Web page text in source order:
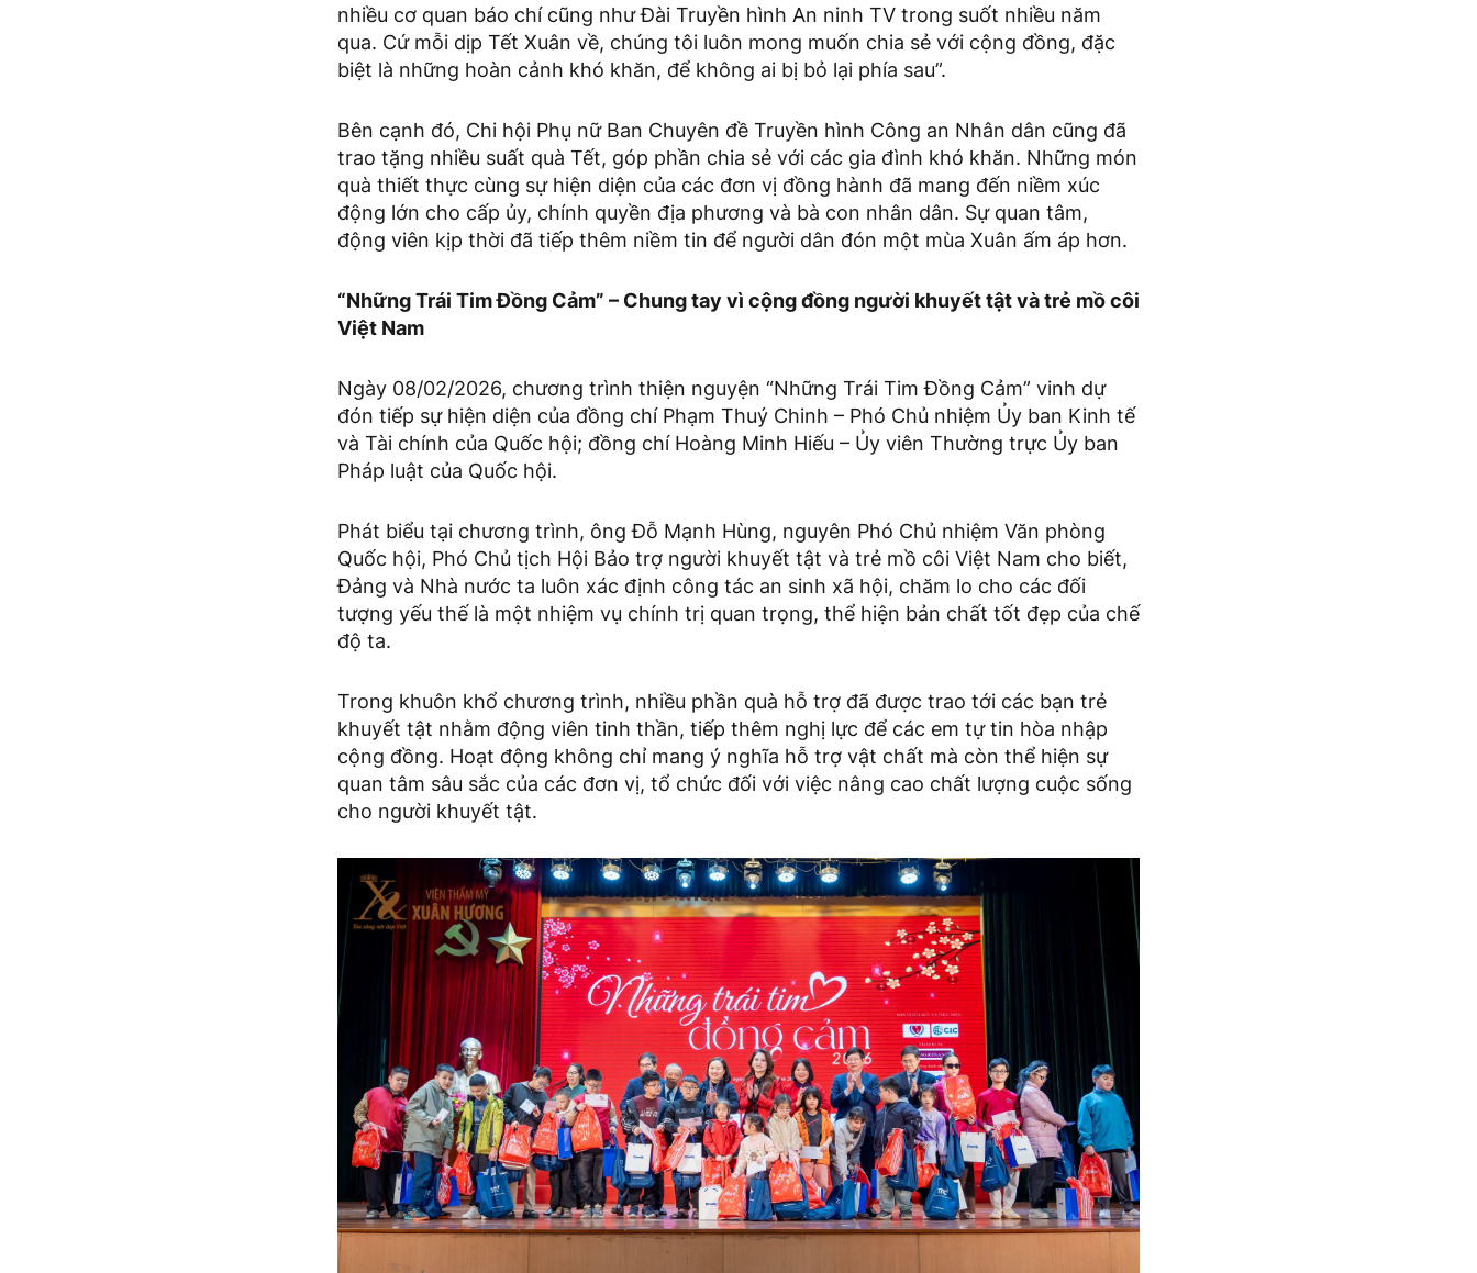
nhiều cơ quan báo chí cũng như Đài Truyền hình An ninh TV trong suốt nhiều năm
qua. Cứ mỗi dịp Tết Xuân về, chúng tôi luôn mong muốn chia sẻ với cộng đồng, đặc
biệt là những hoàn cảnh khó khăn, để không ai bị bỏ lại phía sau”.
Bên cạnh đó, Chi hội Phụ nữ Ban Chuyên đề Truyền hình Công an Nhân dân cũng đã
trao tặng nhiều suất quà Tết, góp phần chia sẻ với các gia đình khó khăn. Những món
quà thiết thực cùng sự hiện diện của các đơn vị đồng hành đã mang đến niềm xúc
động lớn cho cấp ủy, chính quyền địa phương và bà con nhân dân. Sự quan tâm,
động viên kịp thời đã tiếp thêm niềm tin để người dân đón một mùa Xuân ấm áp hơn.
“Những Trái Tim Đồng Cảm” – Chung tay vì cộng đồng người khuyết tật và trẻ mồ côi
Việt Nam
Ngày 08/02/2026, chương trình thiện nguyện “Những Trái Tim Đồng Cảm” vinh dự
đón tiếp sự hiện diện của đồng chí Phạm Thuý Chinh – Phó Chủ nhiệm Ủy ban Kinh tế
và Tài chính của Quốc hội; đồng chí Hoàng Minh Hiếu – Ủy viên Thường trực Ủy ban
Pháp luật của Quốc hội.
Phát biểu tại chương trình, ông Đỗ Mạnh Hùng, nguyên Phó Chủ nhiệm Văn phòng
Quốc hội, Phó Chủ tịch Hội Bảo trợ người khuyết tật và trẻ mồ côi Việt Nam cho biết,
Đảng và Nhà nước ta luôn xác định công tác an sinh xã hội, chăm lo cho các đối
tượng yếu thế là một nhiệm vụ chính trị quan trọng, thể hiện bản chất tốt đẹp của chế
độ ta.
Trong khuôn khổ chương trình, nhiều phần quà hỗ trợ đã được trao tới các bạn trẻ
khuyết tật nhằm động viên tinh thần, tiếp thêm nghị lực để các em tự tin hòa nhập
cộng đồng. Hoạt động không chỉ mang ý nghĩa hỗ trợ vật chất mà còn thể hiện sự
quan tâm sâu sắc của các đơn vị, tổ chức đối với việc nâng cao chất lượng cuộc sống
cho người khuyết tật.